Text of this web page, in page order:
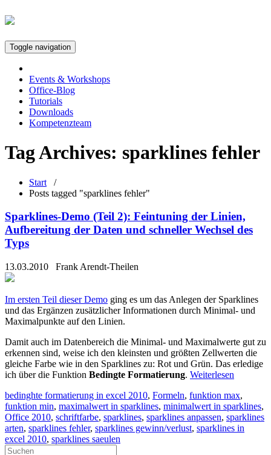
Toggle navigation
Events & Workshops
Office-Blog
Tutorials
Downloads
Kompetenzteam
Tag Archives: sparklines fehler
Start /
Posts tagged "sparklines fehler"
Sparklines-Demo (Teil 2): Feintuning der Linien,
Aufbereitung der Daten und schneller Wechsel des
Typs
13.03.2010 Frank Arendt-Theilen
Im ersten Teil dieser Demo ging es um das Anlegen der Sparklines
und das Ergänzen zusätzlicher Informationen durch Minimal- und
Maximalpunkte auf den Linien.
Damit auch im Datenbereich die Minimal- und Maximalwerte gut zu
erkennen sind, weise ich den kleinsten und größten Zellwerten die
gleiche Farbe wie in den Sparklines zu: Rot und Grün. Das erledige
ich über die Funktion Bedingte Formatierung. Weiterlesen
bedinghte formatierung in excel 2010, Formeln, funktion max,
funktion min, maximalwert in sparklines, minimalwert in sparklines,
Office 2010, schriftfarbe, sparklines, sparklines anpassen, sparklines
arten, sparklines fehler, sparklines gewinn/verlust, sparklines in
excel 2010, sparklines saeulen